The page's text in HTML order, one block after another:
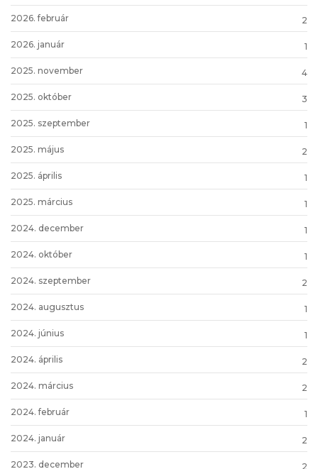
2026. február 2
2026. január 1
2025. november 4
2025. október 3
2025. szeptember 1
2025. május 2
2025. április 1
2025. március 1
2024. december 1
2024. október 1
2024. szeptember 2
2024. augusztus 1
2024. június 1
2024. április 2
2024. március 2
2024. február 1
2024. január 2
2023. december 2